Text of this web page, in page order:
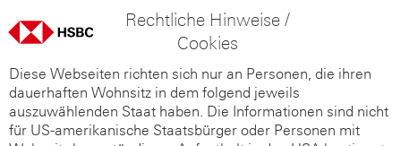
Rechtliche Hinweise /
Cookies
Diese Webseiten richten sich nur an Personen, die ihren
dauerhaften Wohnsitz in dem folgend jeweils
auszuwählenden Staat haben. Die Informationen sind nicht
für US-amerikanische Staatsbürger oder Personen mit